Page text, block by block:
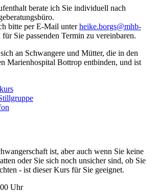
berate ich Sie individuell nach
bitte per E-Mail unterheike.borgs@mhb-
für Sie passenden Termin zu vereinbaren.
an Schwangere und Mütter, die in den
Marienhospital Bottrop entbinden, und ist
ist, aber auch wenn Sie keine
oder Sie sich noch unsicher sind, ob Sie
- ist dieser Kurs für Sie geeignet.
Uhr